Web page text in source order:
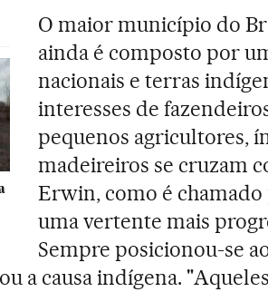
O maior município do
ainda é composto por
nacionais e terras
interesses de
pequenos agricultores,
madeireiros se cruzam
Erwin, como é
uma vertente mais
Sempre posicionou-se
a causa indígena.